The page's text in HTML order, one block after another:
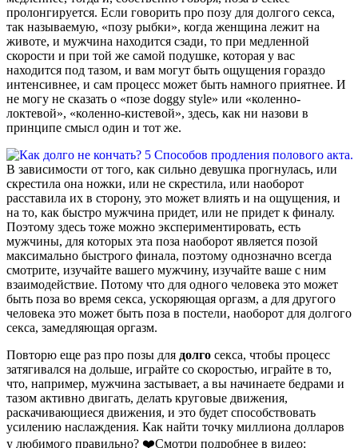
пролонгируется. Если говорить про позу для долгого секса,
так называемую, «позу рыбки», когда женщина лежит на
животе, и мужчина находится сзади, то при медленной
скорости и при той же самой подушке, которая у вас
находится под тазом, и вам могут быть ощущения гораздо
интенсивнее, и сам процесс может быть намного приятнее. И
не могу не сказать о «позе doggy style» или «коленно-
локтевой», «коленно-кистевой», здесь, как ни назови в
принципе смысл один и тот же.
В зависимости от того, как сильно девушка прогнулась, или
скрестила она ножки, или не скрестила, или наоборот
расставила их в сторону, это может влиять и на ощущения, и
на то, как быстро мужчина придет, или не придет к финалу.
Поэтому здесь тоже можно экспериментировать, есть
мужчины, для которых эта поза наоборот является позой
максимально быстрого финала, поэтому однозначно всегда
смотрите, изучайте вашего мужчину, изучайте ваше с ним
взаимодействие. Потому что для одного человека это может
быть поза во время секса, ускоряющая оргазм, а для другого
человека это может быть поза в постели, наоборот для долгого
секса, замедляющая оргазм.
Повторю еще раз про позы для долго секса, чтобы процесс
затягивался на дольше, играйте со скоростью, играйте в то,
что, например, мужчина застывает, а вы начинаете бедрами и
тазом активно двигать, делать круговые движения,
раскачивающиеся движения, и это будет способствовать
усилению наслаждения. Как найти точку миллиона долларов
у любимого правильно? ❤️Смотри подробнее в видео: